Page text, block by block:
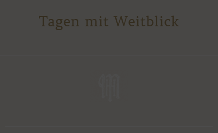
Tagen mit Weitblick